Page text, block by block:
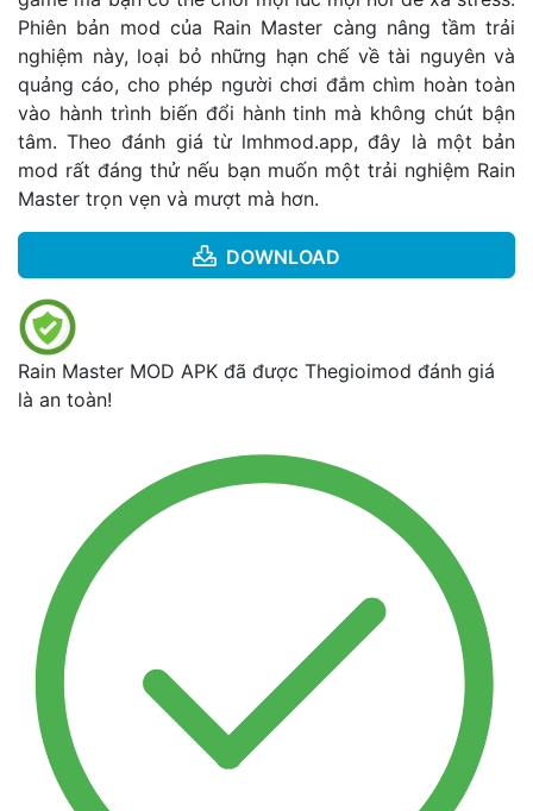
Phiên bản mod của Rain Master càng nâng tầm trải
nghiệm này, loại bỏ những hạn chế về tài nguyên và
quảng cáo, cho phép người chơi đắm chìm hoàn toàn
vào hành trình biến đổi hành tinh mà không chút bận
tâm. Theo đánh giá từ lmhmod.app, đây là một bản
mod rất đáng thử nếu bạn muốn một trải nghiệm Rain
Master trọn vẹn và mượt mà hơn.
DOWNLOAD
Rain Master MOD APK đã được Thegioimod đánh giá
là an toàn!